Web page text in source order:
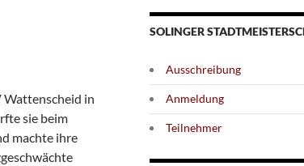
Wattenscheid in
sie beim
machte ihre
SOLINGER
Ausschreibung
Anmeldung
Teilnehmer